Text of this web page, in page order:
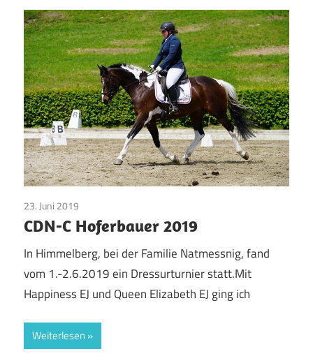
23. Juni 2019
CDN-C Hoferbauer 2019
In Himmelberg, bei der Familie Natmessnig, fand
vom 1.-2.6.2019 ein Dressurturnier statt.Mit
Happiness EJ und Queen Elizabeth EJ ging ich
Weiterlesen